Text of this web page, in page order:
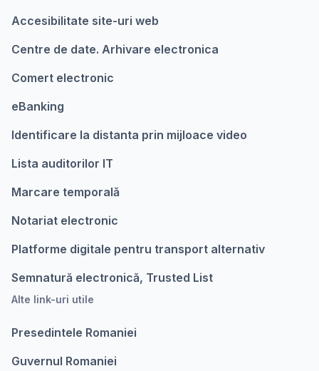
Accesibilitate site-uri web
Centre de date. Arhivare electronica
Comert electronic
eBanking
Identificare la distanta prin mijloace video
Lista auditorilor IT
Marcare temporalǎ
Notariat electronic
Platforme digitale pentru transport alternativ
Semnatură electronică, Trusted List
Alte link-uri utile
Presedintele Romaniei
Guvernul Romaniei